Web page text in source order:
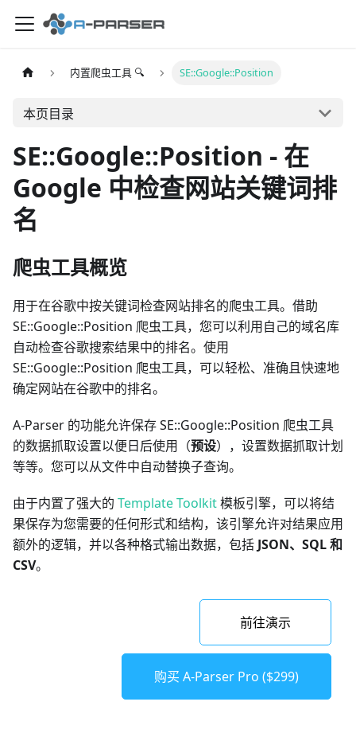
内置爬虫工具 🔍 SE::Google::Position
本页目录
SE::Google::Position - 在
Google 中检查网站关键词排
名
爬虫工具概览
用于在谷歌中按关键词检查网站排名的爬虫工具。借助
SE::Google::Position 爬虫工具，您可以利用自己的域名库
自动检查谷歌搜索结果中的排名。使用
SE::Google::Position 爬虫工具，可以轻松、准确且快速地
确定网站在谷歌中的排名。
A-Parser 的功能允许保存 SE::Google::Position 爬虫工具
的数据抓取设置以便日后使用（预设），设置数据抓取计划
等等。您可以从文件中自动替换子查询。
由于内置了强大的 Template Toolkit模板引擎，可以将结
果保存为您需要的任何形式和结构，该引擎允许对结果应用
额外的逻辑，并以各种格式输出数据，包括 JSON、SQL 和
CSV。
前往演示
购买 A-Parser Pro ($299)